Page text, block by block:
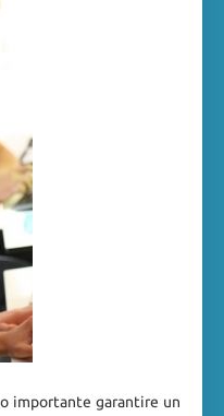
importante garantire un